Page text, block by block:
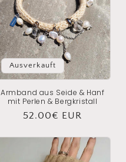
Ausverkauft
Armband aus Seide & Hanf
mit Perlen & Bergkristall
Normaler
52.00€ EUR